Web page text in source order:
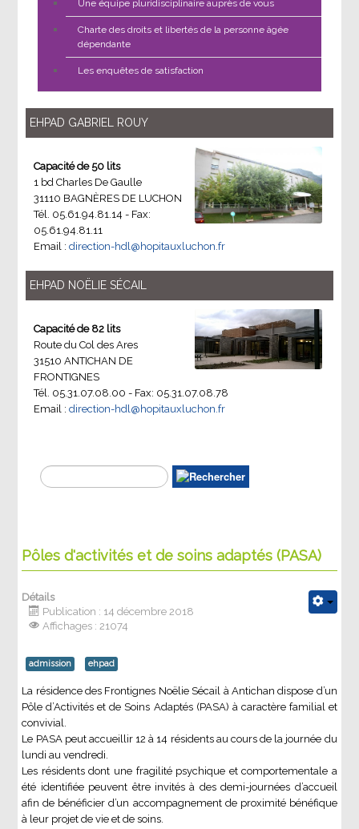
Une équipe pluridisciplinaire auprès de vous
Charte des droits et libertés de la personne âgée
dépendante
Les enquêtes de satisfaction
EHPAD GABRIEL ROUY
Capacité de 50 lits
1 bd Charles De Gaulle
31110 BAGNÈRES DE LUCHON
Tél. 05.61.94.81.14 - Fax:
05.61.94.81.11
Email :direction-hdl@hopitauxluchon.fr
EHPAD NOËLIE SÉCAIL
Capacité de 82 lits
Route du Col des Ares
31510 ANTICHAN DE
FRONTIGNES
Tél. 05.31.07.08.00 - Fax: 05.31.07.08.78
Email :direction-hdl@hopitauxluchon.fr
Pôles d'activités et de soins adaptés (PASA)
Détails
Publication : 14 décembre 2018
Affichages : 21074
admission ehpad
La résidence des Frontignes Noëlie Sécail à Antichan dispose d’un
Pôle d’Activités et de Soins Adaptés (PASA) à caractère familial et
convivial.
Le PASA peut accueillir 12 à 14 résidents au cours de la journée du
lundi au vendredi.
Les résidents dont une fragilité psychique et comportementale a
été identifiée peuvent être invités à des demi-journées d’accueil
afin de bénéficier d’un accompagnement de proximité bénéfique
à leur projet de vie et de soins.